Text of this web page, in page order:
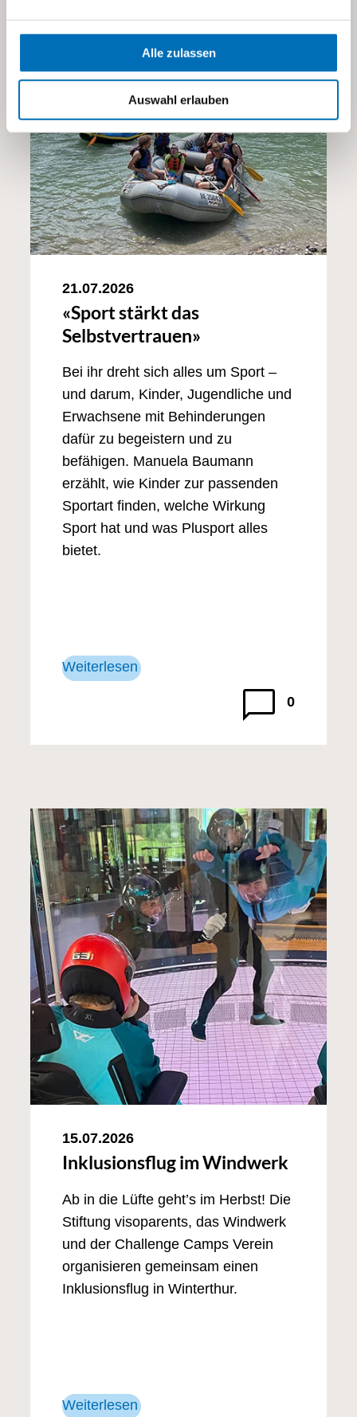
Alle zulassen
Auswahl erlauben
21.07.2026
«Sport stärkt das
Selbstvertrauen»
Bei ihr dreht sich alles um Sport –
und darum, Kinder, Jugendliche und
Erwachsene mit Behinderungen
dafür zu begeistern und zu
befähigen. Manuela Baumann
erzählt, wie Kinder zur passenden
Sportart finden, welche Wirkung
Sport hat und was Plusport alles
bietet.
Weiterlesen
0
15.07.2026
Inklusionsflug im Windwerk
Ab in die Lüfte geht’s im Herbst! Die
Stiftung visoparents, das Windwerk
und der Challenge Camps Verein
organisieren gemeinsam einen
Inklusionsflug in Winterthur.
Weiterlesen